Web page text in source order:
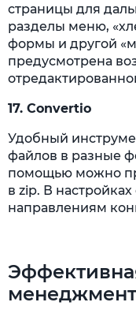
страницы для
разделы меню,
формы и другой
предусмотрена
17. Convertio
Удобный
файлов в разные
помощью можно
в zip. В
направлениям